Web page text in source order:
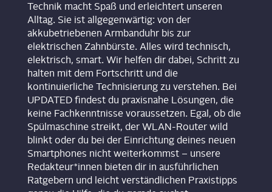
Technik macht Spaß und erleichtert unseren
Alltag. Sie ist allgegenwärtig: von der
akkubetriebenen Armbanduhr bis zur
elektrischen Zahnbürste. Alles wird technisch,
elektrisch, smart. Wir helfen dir dabei, Schritt zu
halten mit dem Fortschritt und die
kontinuierliche Technisierung zu verstehen. Bei
UPDATED findest du praxisnahe Lösungen, die
keine Fachkenntnisse voraussetzen. Egal, ob die
Spülmaschine streikt, der WLAN-Router wild
blinkt oder du bei der Einrichtung deines neuen
Smartphones nicht weiterkommst – unsere
Redakteur*innen bieten dir in ausführlichen
Ratgebern und leicht verständlichen Praxistipps